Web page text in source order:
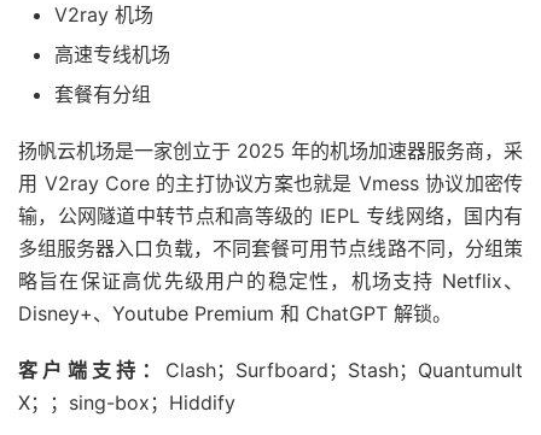
V2ray 机场
高速专线机场
套餐有分组
扬帆云机场是一家创立于 2025 年的机场加速器服务商，采
用 V2ray Core 的主打协议方案也就是 Vmess 协议加密传
输，公网隧道中转节点和高等级的 IEPL 专线网络，国内有
多组服务器入口负载，不同套餐可用节点线路不同，分组策
略旨在保证高优先级用户的稳定性，机场支持 Netflix、
Disney+、Youtube Premium 和 ChatGPT 解锁。
客户端支持： Clash；Surfboard；Stash；Quantumult
X；；sing-box；Hiddify